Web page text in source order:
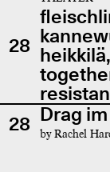
28
28 Drag
by Rachel